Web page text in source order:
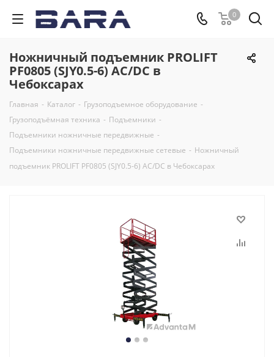
0
Ножничный подъемник PROLIFT
PF0805 (SJY0.5-6) AC/DC в
Чебоксарах
Главная - Каталог - Грузоподъемное оборудование -
Грузоподъёмная техника - Подъемники -
Подъемники ножничные передвижные -
Подъемники ножничные передвижные сетевые - Ножничный
подъемник PROLIFT PF0805 (SJY0.5-6) AC/DC в Чебоксарах